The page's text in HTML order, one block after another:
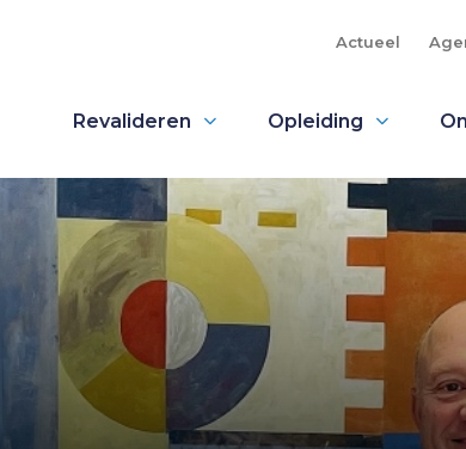
Actueel
Revalideren Opleiding